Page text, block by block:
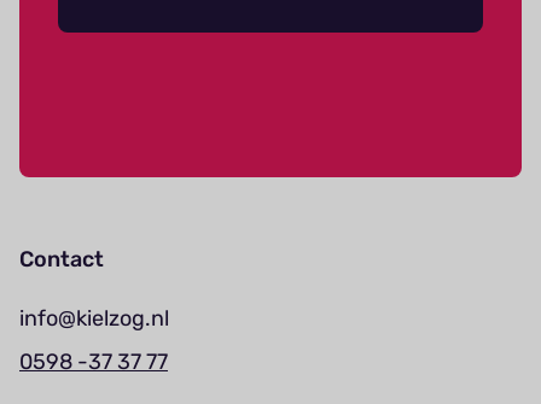
Contact
info@kielzog.nl
0598 -37 37 77